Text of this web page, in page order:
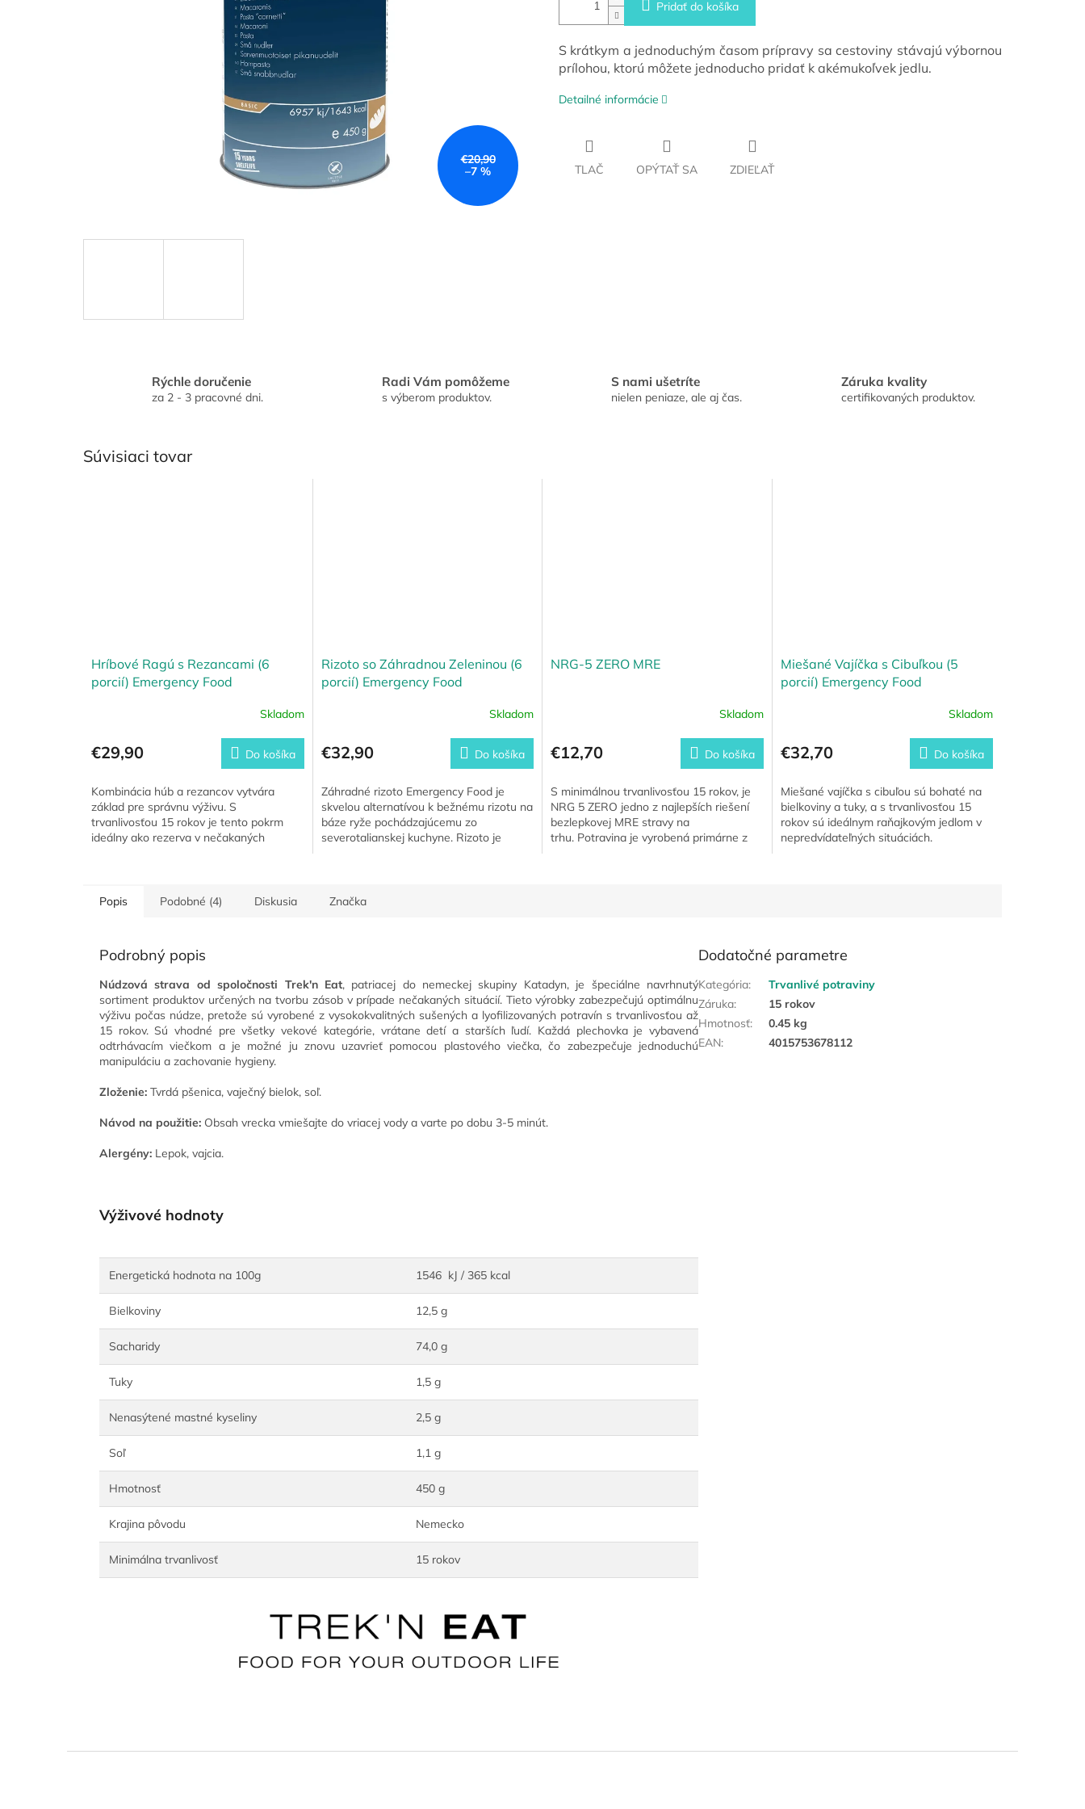
€20,90
–7 %
Pridať do košíka
S krátkym a jednoduchým časom prípravy sa cestoviny stávajú výbornou
prílohou, ktorú môžete jednoducho pridať k akémukoľvek jedlu.
Detailné informácie
TLAČ OPÝTAŤ SA ZDIEĽAŤ
Rýchle doručenie
za 2 - 3 pracovné dni.
Radi Vám pomôžeme
s výberom produktov.
S nami ušetríte
nielen peniaze, ale aj čas.
Záruka kvality
certifikovaných produktov.
Súvisiaci tovar
Hríbové Ragú s Rezancami (6
porcií) Emergency Food
Skladom
€29,90 Do košíka
Kombinácia húb a rezancov vytvára
základ pre správnu výživu. S
trvanlivosťou 15 rokov je tento pokrm
ideálny ako rezerva v nečakaných
Rizoto so Záhradnou Zeleninou (6
porcií) Emergency Food
Skladom
€32,90 Do košíka
Záhradné rizoto Emergency Food je
skvelou alternatívou k bežnému rizotu na
báze ryže pochádzajúcemu zo
severotalianskej kuchyne. Rizoto je
NRG-5 ZERO MRE
Skladom
€12,70 Do košíka
S minimálnou trvanlivosťou 15 rokov, je
NRG 5 ZERO jedno z najlepších riešení
bezlepkovej MRE stravy na
trhu. Potravina je vyrobená primárne z
Miešané Vajíčka s Cibuľkou (5
porcií) Emergency Food
Skladom
€32,70 Do košíka
Miešané vajíčka s cibuľou sú bohaté na
bielkoviny a tuky, a s trvanlivosťou 15
rokov sú ideálnym raňajkovým jedlom v
nepredvídateľných situáciách.
Popis Podobné (4) Diskusia Značka
Podrobný popis
Núdzová strava od spoločnosti Trek'n Eat, patriacej do nemeckej skupiny Katadyn, je špeciálne navrhnutý
sortiment produktov určených na tvorbu zásob v prípade nečakaných situácií. Tieto výrobky zabezpečujú optimálnu
výživu počas núdze, pretože sú vyrobené z vysokokvalitných sušených a lyofilizovaných potravín s trvanlivosťou až
15 rokov. Sú vhodné pre všetky vekové kategórie, vrátane detí a starších ľudí. Každá plechovka je vybavená
odtrhávacím viečkom a je možné ju znovu uzavrieť pomocou plastového viečka, čo zabezpečuje jednoduchú
manipuláciu a zachovanie hygieny.
Zloženie: Tvrdá pšenica, vaječný bielok, soľ.
Návod na použitie: Obsah vrecka vmiešajte do vriacej vody a varte po dobu 3-5 minút.
Alergény: Lepok, vajcia.
Výživové hodnoty
Energetická hodnota na 100g 1546 kJ / 365 kcal
Bielkoviny 12,5 g
Sacharidy 74,0 g
Tuky 1,5 g
Nenasýtené mastné kyseliny 2,5 g
Soľ 1,1 g
Hmotnosť 450 g
Krajina pôvodu Nemecko
Minimálna trvanlivosť 15 rokov
Dodatočné parametre
Kategória:
Trvanlivé potraviny
Záruka:
15 rokov
Hmotnosť:
0.45 kg
EAN: 4015753678112